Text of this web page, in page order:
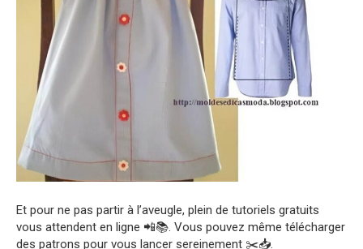
Et pour ne pas partir à l’aveugle, plein de tutoriels gratuits
vous attendent en ligne 📲📚. Vous pouvez même télécharger
des patrons pour vous lancer sereinement ✂️📥.